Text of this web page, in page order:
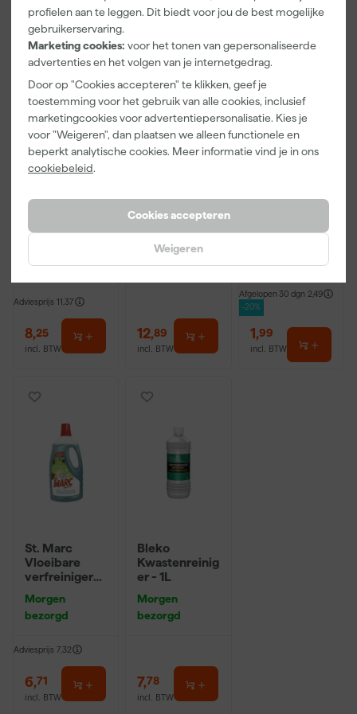
profielen aan te leggen. Dit biedt voor jou de best mogelijke
gebruikerservaring.
Marketing cookies: voor het tonen van gepersonaliseerde
advertenties en het volgen van je internetgedrag.
Door op "Cookies accepteren" te klikken, geef je
toestemming voor het gebruik van alle cookies, inclusief
marketingcookies voor advertentiepersonalisatie. Kies je
voor "Weigeren", dan plaatsen we alleen functionele en
beperkt analytische cookies. Meer informatie vind je in ons
cookiebeleid.
Cookies accepteren
Weigeren
Onze Top 10
Staalmeester
ast Pro-
bezorgd
Adviesprijs 11,37
8,25
incl. BTW
Staalmeester
Lyonse
Hybrid 2024 -
Morgen
bezorgd
12,89
incl. BTW
Anza PRO
bezorgd
Afgelopen 30 dgn 2,49
-20%
1,99
incl. BTW
St. Marc
Vloeibare
verfreiniger
1L
Morgen
bezorgd
Adviesprijs 7,32
6,71
incl. BTW
Bleko
Kwastenreinig
er - 1L
Morgen
bezorgd
7,78
incl. BTW